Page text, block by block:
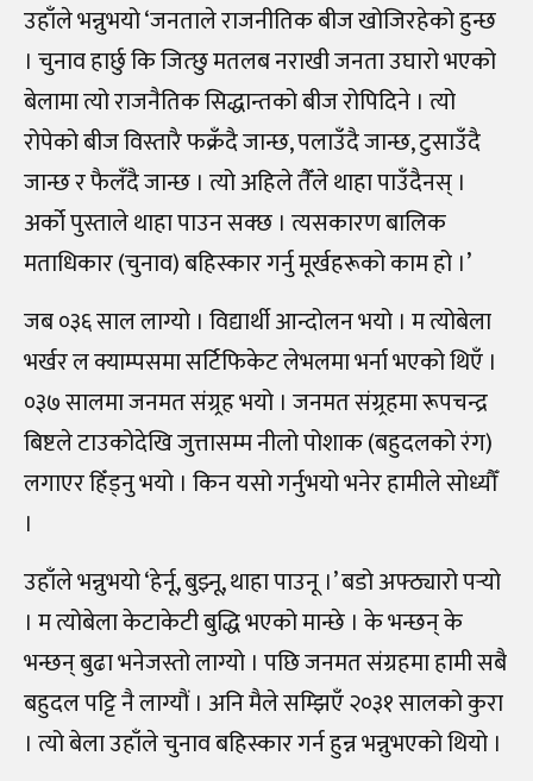
उहाँले भन्नुभयो ‘जनताले राजनीतिक बीज खोजिरहेको हुन्छ
। चुनाव हार्छु कि जित्छु मतलब नराखी जनता उघारो भएको
बेलामा त्यो राजनैतिक सिद्धान्तको बीज रोपिदिने । त्यो
रोपेको बीज विस्तारै फक्रँदै जान्छ, पलाउँदै जान्छ, टुसाउँदै
जान्छ र फैलँदै जान्छ । त्यो अहिले तैँले थाहा पाउँदैनस् ।
अर्को पुस्ताले थाहा पाउन सक्छ । त्यसकारण बालिक
मताधिकार (चुनाव) बहिस्कार गर्नु मूर्खहरूको काम हो ।’
जब ०३६ साल लाग्यो । विद्यार्थी आन्दोलन भयो । म त्योबेला
भर्खर ल क्याम्पसमा सर्टिफिकेट लेभलमा भर्ना भएको थिएँ ।
०३७ सालमा जनमत संग्र्रह भयो । जनमत संग्र्रहमा रूपचन्द्र
बिष्टले टाउकोदेखि जुत्तासम्म नीलो पोशाक (बहुदलको रंग)
लगाएर हिँड्नु भयो । किन यसो गर्नुभयो भनेर हामीले सोध्यौँ
।
उहाँले भन्नुभयो ‘हेर्नू, बुझ्नू, थाहा पाउनू ।’ बडो अफ्ठ्यारो पर्‍यो
। म त्योबेला केटाकेटी बुद्धि भएको मान्छे । के भन्छन् के
भन्छन् बुढा भनेजस्तो लाग्यो । पछि जनमत संग्रहमा हामी सबै
बहुदल पट्टि नै लाग्यौं । अनि मैले सम्झिएँ २०३१ सालको कुरा
। त्यो बेला उहाँले चुनाव बहिस्कार गर्न हुन्न भन्नुभएको थियो ।